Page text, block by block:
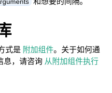
式是 附加组件。关于如何通
息，请咨询 从附加组件执行